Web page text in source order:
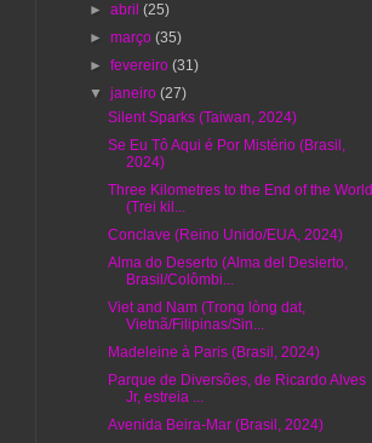
►abril(25)
►março(35)
►fevereiro(31)
▼janeiro(27)
Silent Sparks (Taiwan, 2024)
Se Eu Tô Aqui é Por Mistério (Brasil,
2024)
Three Kilometres to the End of the World
(Trei kil...
Conclave (Reino Unido/EUA, 2024)
Alma do Deserto (Alma del Desierto,
Brasil/Colômbi...
Viet and Nam (Trong lòng dat,
Vietnã/Filipinas/Sin...
Madeleine à Paris (Brasil, 2024)
Parque de Diversões, de Ricardo Alves
Jr, estreia ...
Avenida Beira-Mar (Brasil, 2024)